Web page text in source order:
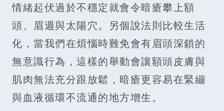
情緒起伏過於不穩定就會令暗瘡攀上額
頭、眉週與太陽穴。另個說法則比較生活
化，當我們在煩惱時難免會有眉頭深鎖的
無意識行為，這樣的舉動會讓額頭皮膚與
肌肉無法充分跟放鬆，暗瘡更容易在緊繃
與血液循環不流通的地方增生。